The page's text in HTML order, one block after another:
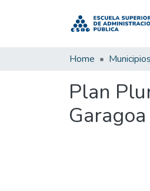
Home Municipios
Plan